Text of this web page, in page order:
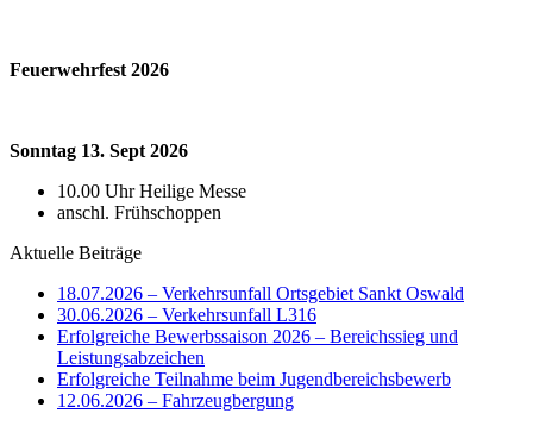
Feuerwehrfest 2026
Sonntag 13. Sept 2026
10.00 Uhr Heilige Messe
anschl. Frühschoppen
Aktuelle Beiträge
18.07.2026 – Verkehrsunfall Ortsgebiet Sankt Oswald
30.06.2026 – Verkehrsunfall L316
Erfolgreiche Bewerbssaison 2026 – Bereichssieg und
Leistungsabzeichen
Erfolgreiche Teilnahme beim Jugendbereichsbewerb
12.06.2026 – Fahrzeugbergung